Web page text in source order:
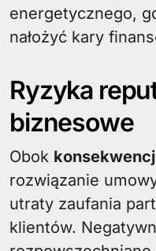
energetycznego,
nałożyć kary
Ryzyka
biznesowe
Obok
rozwiązanie
utraty zaufania
klientów.